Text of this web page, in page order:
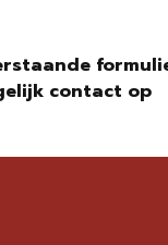
contact op